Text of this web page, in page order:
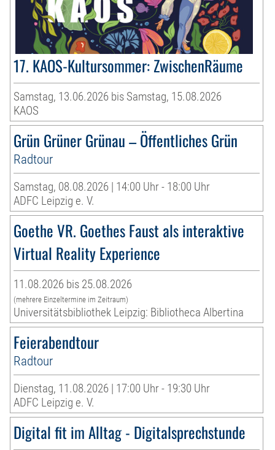
17. KAOS-Kultursommer: ZwischenRäume
Samstag, 13.06.2026 bis Samstag, 15.08.2026
KAOS
Grün Grüner Grünau – Öffentliches Grün
Radtour
Samstag, 08.08.2026 | 14:00 Uhr - 18:00 Uhr
ADFC Leipzig e. V.
Goethe VR. Goethes Faust als interaktive
Virtual Reality Experience
11.08.2026 bis 25.08.2026
(mehrere Einzeltermine im Zeitraum)
Universitätsbibliothek Leipzig: Bibliotheca Albertina
Feierabendtour
Radtour
Dienstag, 11.08.2026 | 17:00 Uhr - 19:30 Uhr
ADFC Leipzig e. V.
Digital fit im Alltag - Digitalsprechstunde